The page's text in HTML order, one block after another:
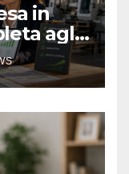
in
agli
e
di
–